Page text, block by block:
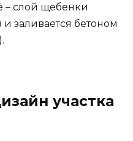
– слой щебенки
заливается бетоном
участка